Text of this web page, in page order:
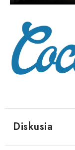
Diskusia